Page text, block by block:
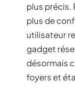
plus précis.
plus de
utilisateur
gadget
désormais
foyers et